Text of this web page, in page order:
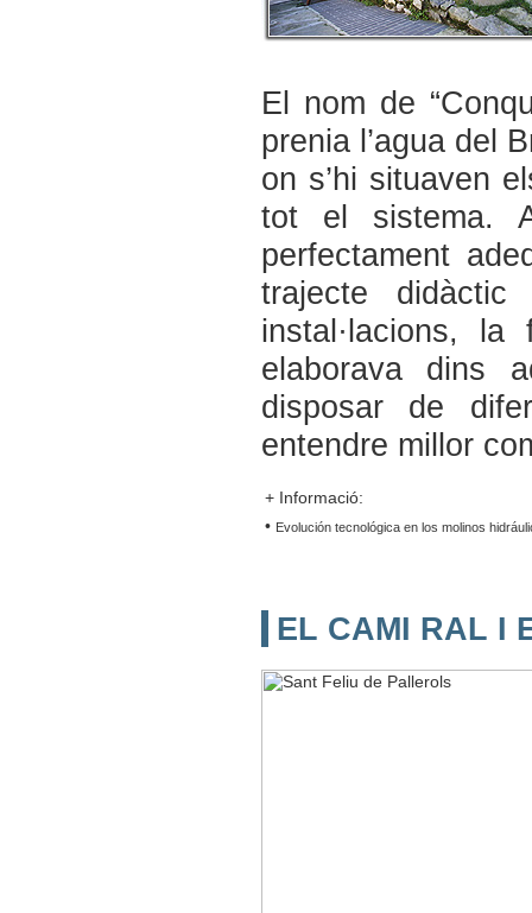
El nom de
prenia l’agua del
on s’hi situaven
tot el sistema.
perfectament
trajecte
instal·lacions,
elaborava dins
disposar de
entendre millor
+ Informació:
• Evolución tecnológica en los molinos
EL CAMI RAL I